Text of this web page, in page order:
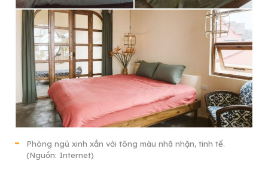
Phòng ngủ xinh xắn với tông màu nhã nhặn, tinh tế.
(Nguồn: Internet)